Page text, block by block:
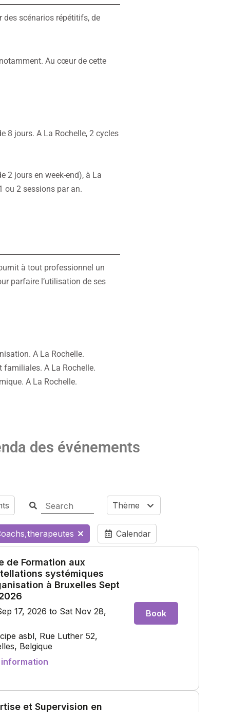
des scénarios répétitifs, de
Au cœur de cette
8 jours. A La Rochelle, 2 cycles
2 jours en week-end), à La
ou 2 sessions par an.
à tout professionnel un
parfaire l’utilisation de ses
A La Rochelle.
familiales. A La Rochelle.
A La Rochelle.
des événements